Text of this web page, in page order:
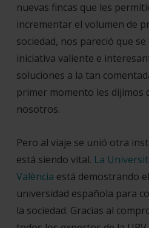
nuevas fincas que les
incrementar el volumen de
sociedad, nos pareció que
iniciativa valiente e
soluciones a la tan
primer momento les dijimos
nosotros.
Pero al viaje se unió otra
está siendo vital. La
València está demostrando
universidad española para
la sociedad. Gracias al